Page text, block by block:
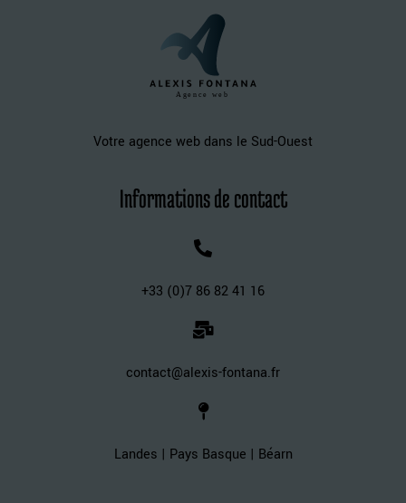
Agence web
Votre agence web dans le Sud-Ouest
Informations de contact
+33 (0)7 86 82 41 16
contact@alexis-fontana.fr
Landes | Pays Basque | Béarn